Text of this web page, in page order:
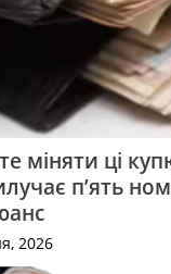
міняти ці
п’ять
2026